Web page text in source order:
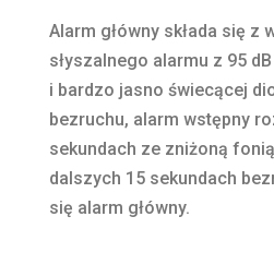
Alarm główny składa się z
słyszalnego alarmu z 95
i bardzo jasno świecącej
bezruchu, alarm wstępny
sekundach ze zniżoną
dalszych 15 sekundach
się alarm główny.